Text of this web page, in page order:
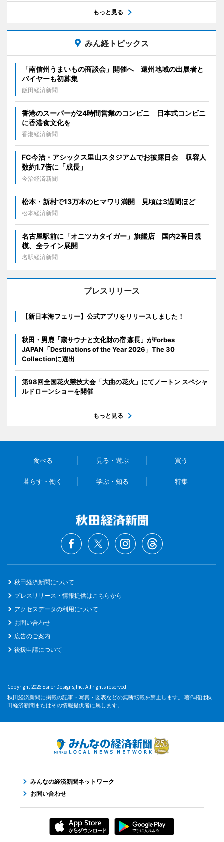
もっと見る
みん経トピックス
「南信州うまいもの商談会」開催へ 遠州地域の出展者と
バイヤーも初募集
飯田経済新聞
香港のスーパーが24時間営業のコンビニ 日本式コンビニ
に香港食文化を
香港経済新聞
FC今治・アシックス里山スタジアムでお披露目会 収容人
数約1.7倍に「成長」
今治経済新聞
松本・新村で13万本のヒマワリ満開 見頃は3週間ほど
松本経済新聞
名古屋駅前に「オニツカタイガー」旗艦店 国内2番目規
模、全ライン展開
名駅経済新聞
プレスリリース
【新日本海フェリー】公式アプリをリリースしました！
秋田・男鹿「蔵サウナと文化財の宿 森長」がForbes
JAPAN「Destinations of the Year 2026」The 30
Collectionに選出
第98回全国花火競技大会「大曲の花火」にてノートン スペシャ
ルドローンショーを開催
もっと見る
食べる 見る・遊ぶ 買う
暮らす・働く 学ぶ・知る 特集
秋田経済新聞について
プレスリリース・情報提供はこちらから
アクセスデータの利用について
お問い合わせ
広告のご案内
後援申請について
Copyright 2026 Esner Designs,Inc. All rights reserved.
秋田経済新聞に掲載の記事・写真・図表などの無断転載を禁止します。 著作権は秋
田経済新聞またはその情報提供者に属します。
みんなの経済新聞ネットワーク
お問い合わせ